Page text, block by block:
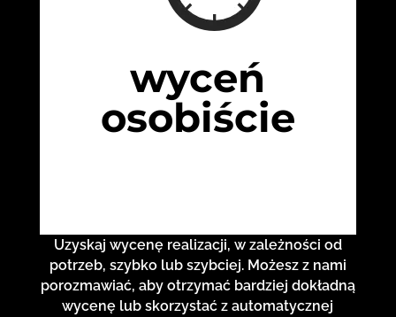
wyceń
osobiście
Uzyskaj wycenę realizacji, w zależności od
potrzeb, szybko lub szybciej. Możesz z nami
porozmawiać, aby otrzymać bardziej dokładną
wycenę lub skorzystać z automatycznej